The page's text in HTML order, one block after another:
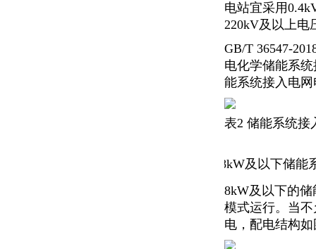
电站宜采用
220kV及以上电
GB/T 36547-
电化学储能系
能系统接入电
表2 储能系统接
8kW及以下储能
8kW及以下的
模式运行。当
电，配电结构